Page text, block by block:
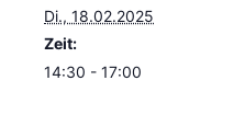
Di., 18.02.2025
Zeit:
14:30 - 17:00